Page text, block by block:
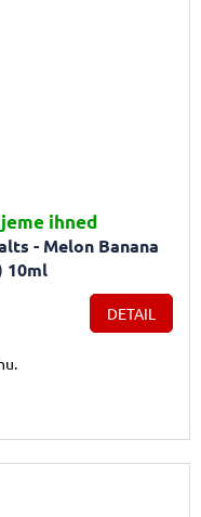
- Melon Banana
10ml
ihned
DETAIL